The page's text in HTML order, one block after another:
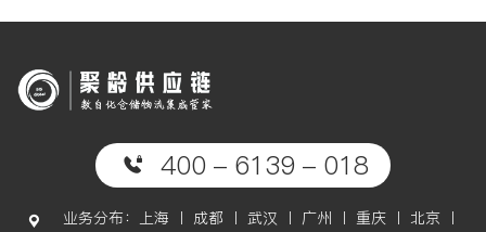
400 - 6139 - 018
业务分布：上海 丨 成都 丨 武汉 丨 广州 丨 重庆 丨 北京 丨